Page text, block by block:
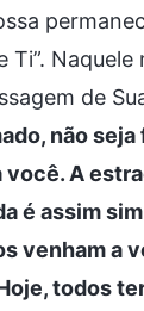
Ti”.
de
não seja
você. A
é assim
venham a
todos